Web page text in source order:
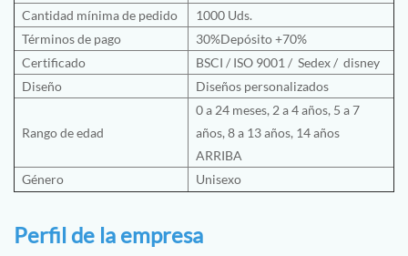
Cantidad mínima de pedido
1000 Uds.
Términos de pago
30%Depósito +70%
Certificado
BSCI / ISO 9001 / Sedex / disney
Diseño
Diseños personalizados
Rango de edad
0 a 24 meses, 2 a 4 años, 5 a 7
años, 8 a 13 años, 14 años
ARRIBA
Género
Unisexo
Perfil de la empresa